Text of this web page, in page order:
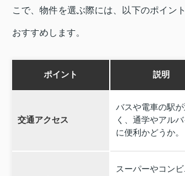
こで、物件を選ぶ際には、以下のポイン
おすすめします。
ポイント 説明
交通アクセス
バスや電車の駅が
く、通学やアルバ
に便利かどうか。
スーパーやコンビ